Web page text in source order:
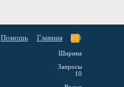
Помощь Главная RSS
Ширина
Запросы
10